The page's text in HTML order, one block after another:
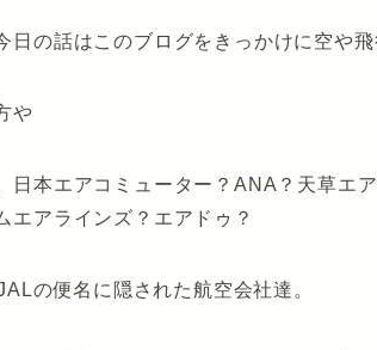
日の話はこのブログをきっかけに空や飛
や
日本エアコミューター？ANA？天草エ
エアラインズ？エアドゥ？
の便名に隠された航空会社達。